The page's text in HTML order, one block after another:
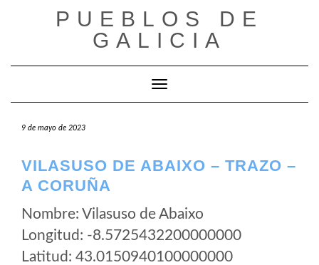
PUEBLOS DE
GALICIA
Cambiar modo de navegación
9 de mayo de 2023
VILASUSO DE ABAIXO – TRAZO –
A CORUÑA
Nombre: Vilasuso de Abaixo
Longitud: -8.5725432200000000
Latitud: 43.0150940100000000